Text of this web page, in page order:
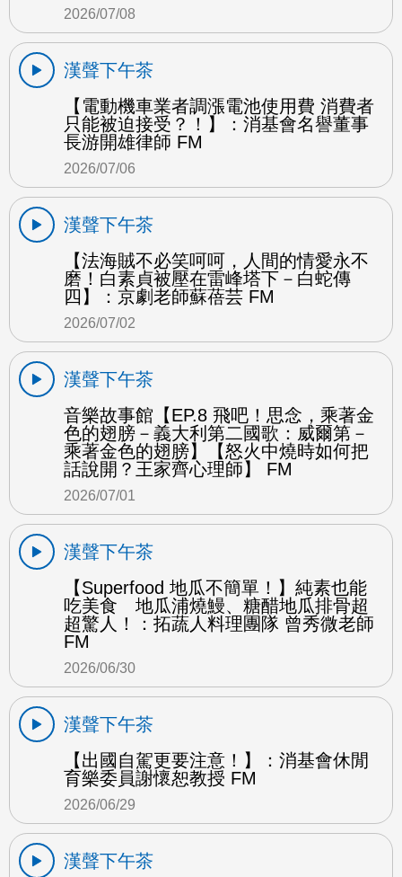
2026/07/08
漢聲下午茶
【電動機車業者調漲電池使用費 消費者
只能被迫接受？！】：消基會名譽董事
長游開雄律師 FM
2026/07/06
漢聲下午茶
【法海賊不必笑呵呵，人間的情愛永不
磨！白素貞被壓在雷峰塔下－白蛇傳
四】：京劇老師蘇蓓芸 FM
2026/07/02
漢聲下午茶
音樂故事館【EP.8 飛吧！思念，乘著金
色的翅膀－義大利第二國歌：威爾第－
乘著金色的翅膀】【怒火中燒時如何把
話說開？王家齊心理師】 FM
2026/07/01
漢聲下午茶
【Superfood 地瓜不簡單！】純素也能
吃美食 地瓜浦燒鰻、糖醋地瓜排骨超
超驚人！：拓蔬人料理團隊 曾秀微老師
FM
2026/06/30
漢聲下午茶
【出國自駕更要注意！】：消基會休閒
育樂委員謝懷恕教授 FM
2026/06/29
漢聲下午茶